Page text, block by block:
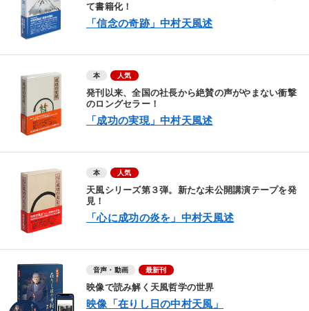
て書籍化！
「信念の奇跡」中村天風述
本 人気
発刊以来、全国の社長から絶賛の声がやまない衝撃
のロングセラー！
「成功の実現」中村天風述
本 人気
天風シリーズ第３弾。新たな未公開講演テープを発
見！
「心に成功の炎を」中村天風述
音声・動画 最新刊
映像で読み解く天風哲学の世界
映像「在りし日の中村天風」